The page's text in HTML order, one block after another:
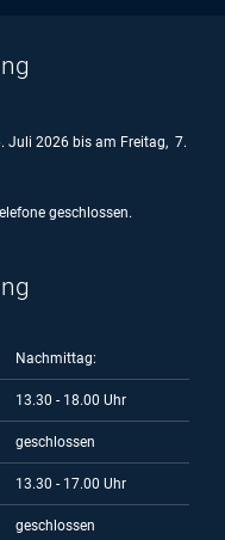
Juli 2026 bis am Freitag, 7.
geschlossen.
Nachmittag:
13.30 - 18.00 Uhr
geschlossen
13.30 - 17.00 Uhr
geschlossen